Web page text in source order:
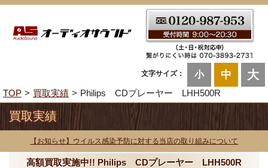
文字サイズ： 小 中 大
TOP 買取実績 Philips CDプレーヤー LHH500R
買取実績
【お知らせ】ウイルス感染予防に対する当店の取り組みについて
高額買取実施中!! Philips CDプレーヤー LHH500R